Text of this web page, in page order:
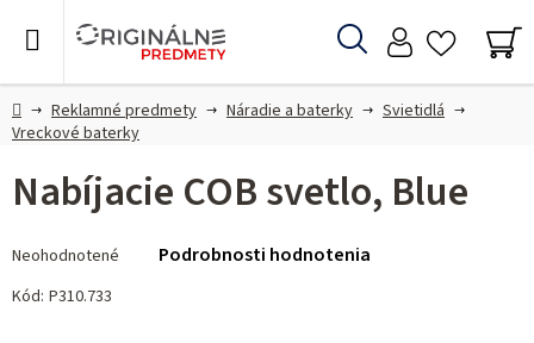
Hľadať
DomovReklamné predmety Náradie a baterky
Svietidlá
Vreckové baterky
Nabíjacie COB svetlo, Blue
hodnotenie
produktu
Neohodnotené Podrobnosti hodnotenia
Kód: P310.733